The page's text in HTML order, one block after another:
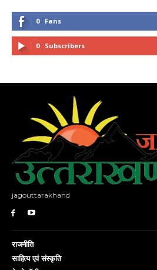
0 Fans
0 Subscribers
jagouttarakhand
राजनीति
साहित्य एवं संस्कृति